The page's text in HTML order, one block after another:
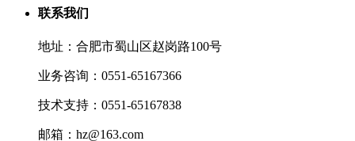
联系我们
地址：合肥市蜀山区赵岗路100号
业务咨询：0551-65167366
技术支持：0551-65167838
邮箱：hz@163.com